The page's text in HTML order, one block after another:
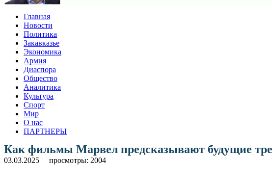
Главная
Новости
Политика
Закавказье
Экономика
Армия
Диаспора
Общество
Аналитика
Культура
Спорт
Мир
О нас
ПАРТНЕРЫ
Как фильмы Марвел предсказывают будущие
03.03.2025 просмотры: 2004